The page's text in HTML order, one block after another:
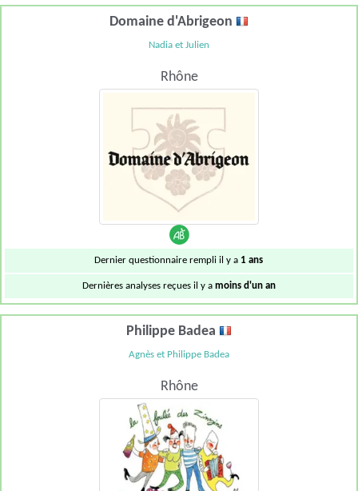
Domaine d'Abrigeon
Nadia et Julien
Rhône
Dernier questionnaire rempli il y a 1 ans
Dernières analyses reçues il y a moins d'un an
Philippe Badea
Agnès et Philippe Badea
Rhône